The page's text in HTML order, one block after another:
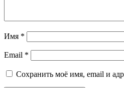
Имя *
Email *
Сохранить моё имя, email и